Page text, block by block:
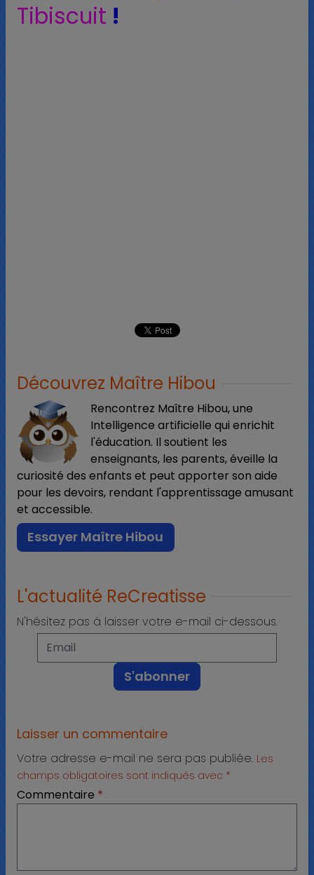
Tibiscuit !
Découvrez Maître Hibou
Rencontrez Maître Hibou, une
Intelligence artificielle qui enrichit
l'éducation. Il soutient les
enseignants, les parents, éveille la
curiosité des enfants et peut apporter son aide
pour les devoirs, rendant l'apprentissage amusant
et accessible.
Essayer Maître Hibou
L'actualité ReCreatisse
N'hésitez pas à laisser votre e-mail ci-dessous.
Laisser un commentaire
Votre adresse e-mail ne sera pas publiée. Les
champs obligatoires sont indiqués avec *
Commentaire *